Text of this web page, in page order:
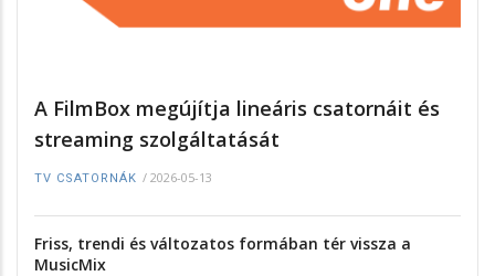
A FilmBox megújítja lineáris csatornáit és
streaming szolgáltatását
TV CSATORNÁK / 2026-05-13
Friss, trendi és változatos formában tér vissza a
MusicMix